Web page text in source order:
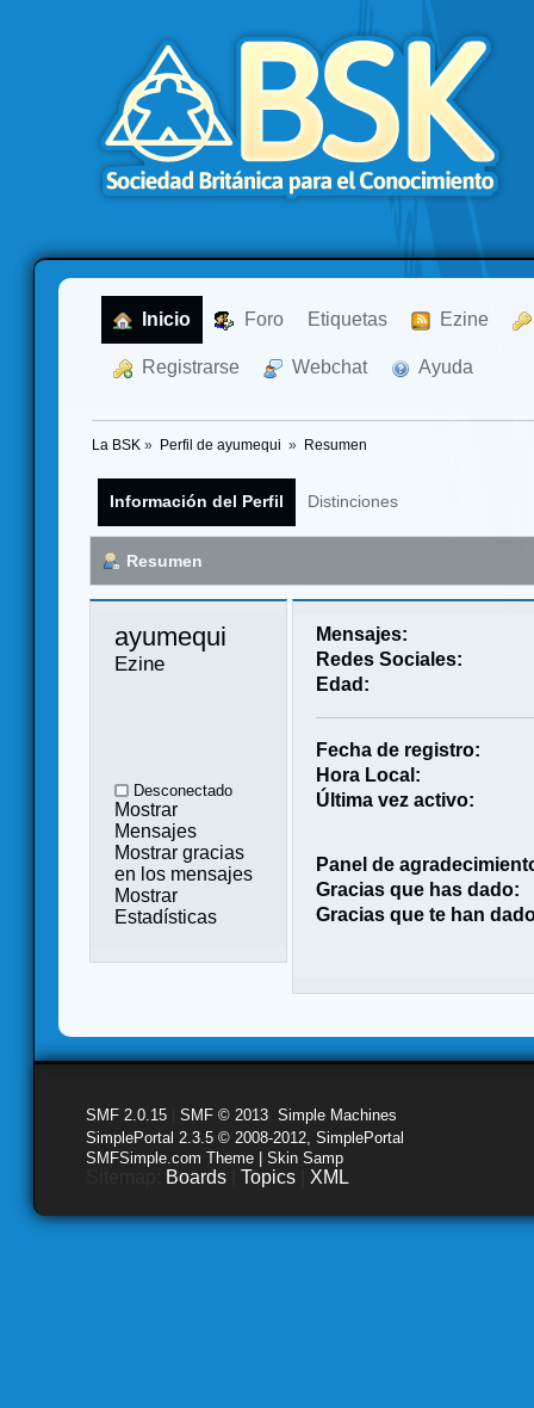
Inicio Foro Etiquetas Ezine
Registrarse Webchat Ayuda
La BSK » Perfil de ayumequi » Resumen
Información del Perfil Distinciones
Resumen
ayumequi
Ezine
Desconectado
Mostrar
Mensajes
Mostrar gracias
en los mensajes
Mostrar
Estadísticas
Mensajes:
Redes Sociales:
Edad:
Fecha de registro:
Hora Local:
Última vez activo:
Panel de
Gracias que has dado:
Gracias que te han
SMF 2.0.15 SMF © 2013 Simple Machines
SimplePortal 2.3.5 © 2008-2012, SimplePortal
SMFSimple.com Theme | Skin Samp
Boards Topics XML